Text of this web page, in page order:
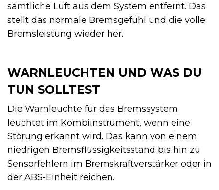
sämtliche Luft aus dem System entfernt. Das
stellt das normale Bremsgefühl und die volle
Bremsleistung wieder her.
WARNLEUCHTEN UND WAS DU
TUN SOLLTEST
Die Warnleuchte für das Bremssystem
leuchtet im Kombiinstrument, wenn eine
Störung erkannt wird. Das kann von einem
niedrigen Bremsflüssigkeitsstand bis hin zu
Sensorfehlern im Bremskraftverstärker oder in
der ABS-Einheit reichen.